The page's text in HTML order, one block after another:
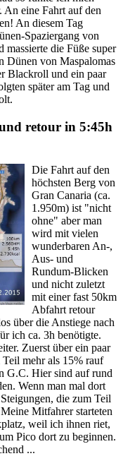
An eine Fahrt auf den
An diesem Tag
Spaziergang von
massierte die Füße super
Dünen von Maspalomas
Blackroll und ein paar
später am Tag und
retour in 5:45h
Die Fahrt auf den
höchsten Berg von
Gran Canaria (ca.
1.950m) ist "nicht
ohne" aber man
wird mit vielen
wunderbaren An-,
Aus- und
Rundum-Blicken
und nicht zuletzt
mit einer fast 50km
Abfahrt retour
über die Anstiege nach
ich ca. 3h benötigte.
Zuerst über ein paar
mehr als 15% rauf
G.C. Hier sind auf rund
Wenn man mal dort
die zum Teil
Mitfahrer starteten
weil ich ihnen riet,
Pico dort zu beginnen.
...